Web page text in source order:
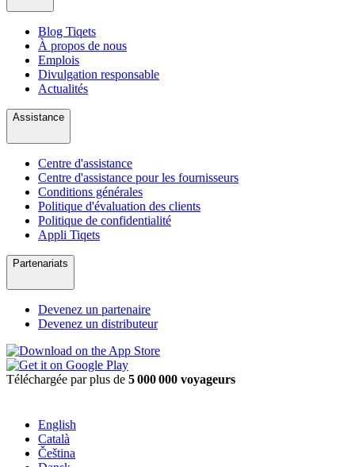
Blog Tiqets
À propos de nous
Emplois
Divulgation responsable
Actualités
Assistance
Centre d'assistance
Centre d'assistance pour les fournisseurs
Conditions générales
Politique d'évaluation des clients
Politique de confidentialité
Appli Tiqets
Partenariats
Devenez un partenaire
Devenez un distributeur
Téléchargée par plus de 5 000 000 voyageurs
English
Català
Čeština